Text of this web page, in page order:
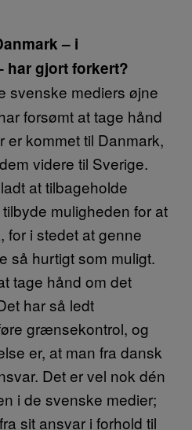
– i
har gjort forkert?
svenske mediers øjne
forsømt at tage hånd
er kommet til Danmark,
videre til Sverige.
at tilbageholde
muligheden for at
for i stedet at genne
så hurtigt som muligt.
tage hånd om det
har så ledt
grænsekontrol, og
er, at man fra dansk
Det er vel nok dén
i de svenske medier;
sit ansvar i forhold til